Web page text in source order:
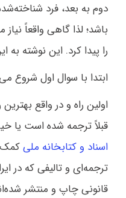
دوم به بعد، فرد
باشد؛ لذا گاهی واقعاً
را پیدا کرد. این نوشته
ابتدا با سوال اول شروع
اولین راه و در واقع
قبلاً ترجمه شده است یا
اسناد و کتابخانه ملیکمک
ترجمه‌ای و تالیفی که در
قانونی چاپ و منتشر